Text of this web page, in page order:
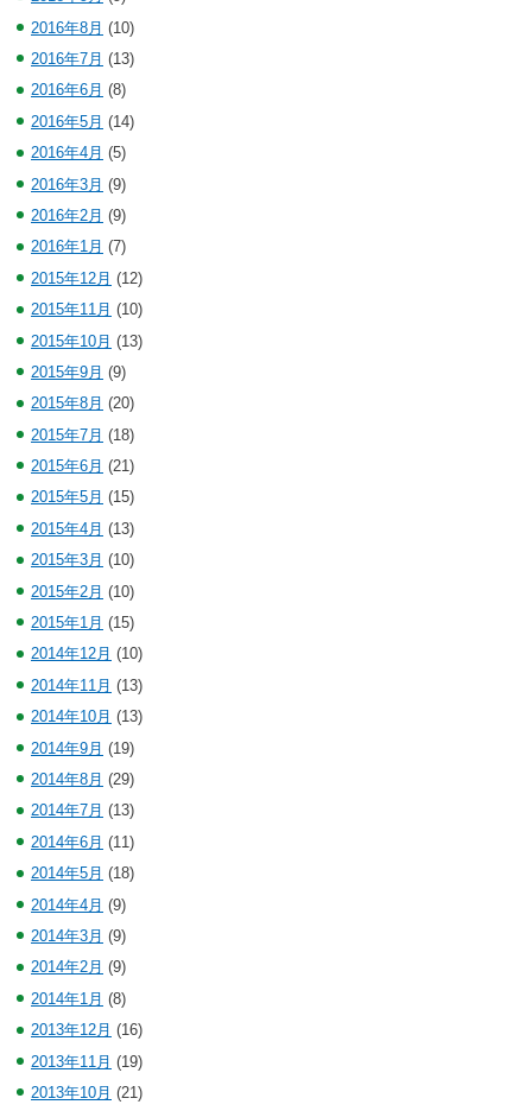
2016年8月 (10)
2016年7月 (13)
2016年6月 (8)
2016年5月 (14)
2016年4月 (5)
2016年3月 (9)
2016年2月 (9)
2016年1月 (7)
2015年12月 (12)
2015年11月 (10)
2015年10月 (13)
2015年9月 (9)
2015年8月 (20)
2015年7月 (18)
2015年6月 (21)
2015年5月 (15)
2015年4月 (13)
2015年3月 (10)
2015年2月 (10)
2015年1月 (15)
2014年12月 (10)
2014年11月 (13)
2014年10月 (13)
2014年9月 (19)
2014年8月 (29)
2014年7月 (13)
2014年6月 (11)
2014年5月 (18)
2014年4月 (9)
2014年3月 (9)
2014年2月 (9)
2014年1月 (8)
2013年12月 (16)
2013年11月 (19)
2013年10月 (21)